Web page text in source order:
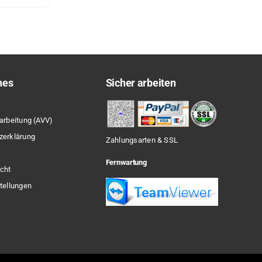
(AVV)
Sicher arbeiten
Zahlungsarten & SSL
Fernwartung